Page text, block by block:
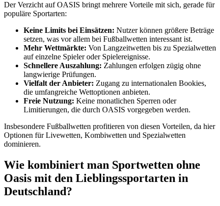
Der Verzicht auf OASIS bringt mehrere Vorteile mit sich, gerade für
populäre Sportarten:
Keine Limits bei Einsätzen: Nutzer können größere Beträge
setzen, was vor allem bei Fußballwetten interessant ist.
Mehr Wettmärkte: Von Langzeitwetten bis zu Spezialwetten
auf einzelne Spieler oder Spielereignisse.
Schnellere Auszahlung: Zahlungen erfolgen zügig ohne
langwierige Prüfungen.
Vielfalt der Anbieter: Zugang zu internationalen Bookies,
die umfangreiche Wettoptionen anbieten.
Freie Nutzung: Keine monatlichen Sperren oder
Limitierungen, die durch OASIS vorgegeben werden.
Insbesondere Fußballwetten profitieren von diesen Vorteilen, da hier
Optionen für Livewetten, Kombiwetten und Spezialwetten
dominieren.
Wie kombiniert man Sportwetten ohne
Oasis mit den Lieblingssportarten in
Deutschland?